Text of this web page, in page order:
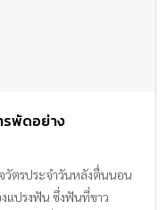
รพัดอย่าง
วัตรประจำวันหลังตื่นนอน
แปรงฟัน ซึ่งฟันที่ขาว